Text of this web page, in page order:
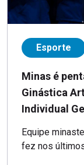
Esporte
Minas é
Ginástica
Individual
Equipe
fez nos